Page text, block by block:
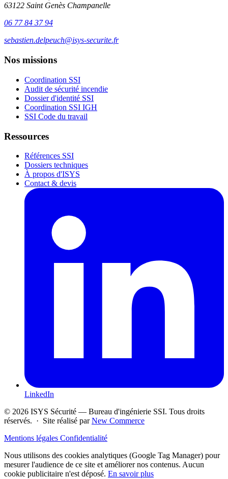
63122 Saint Genès Champanelle
06 77 84 37 94
sebastien.delpeuch@isys-securite.fr
Nos missions
Coordination SSI
Audit de sécurité incendie
Dossier d'identité SSI
Coordination SSI IGH
SSI Code du travail
Ressources
Références SSI
Dossiers techniques
À propos d'ISYS
Contact & devis
LinkedIn
© 2026 ISYS Sécurité — Bureau d'ingénierie SSI. Tous droits
réservés. · Site réalisé parNew Commerce
Mentions légales Confidentialité
Nous utilisons des cookies analytiques (Google Tag Manager) pour
mesurer l'audience de ce site et améliorer nos contenus. Aucun
cookie publicitaire n'est déposé. En savoir plus